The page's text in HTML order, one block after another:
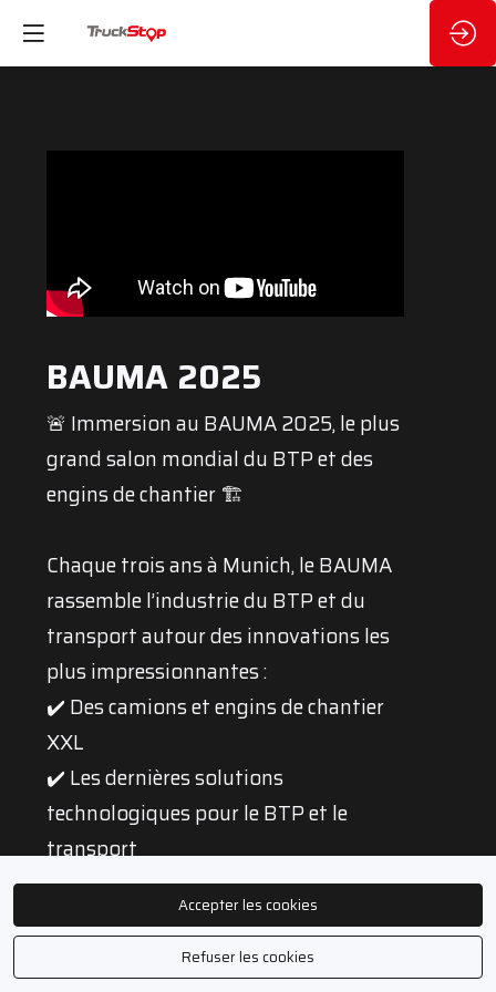
BAUMA 2025
🚨 Immersion au BAUMA 2025, le plus
grand salon mondial du BTP et des
engins de chantier 🏗️
Chaque trois ans à Munich, le BAUMA
rassemble l’industrie du BTP et du
transport autour des innovations les
plus impressionnantes :
✔️ Des camions et engins de chantier
XXL
✔️ Les dernières solutions
technologiques pour le BTP et le
transport
✔️ Des présentations exclusives de
constructeurs internationaux
Accepter les cookies
Refuser les cookies